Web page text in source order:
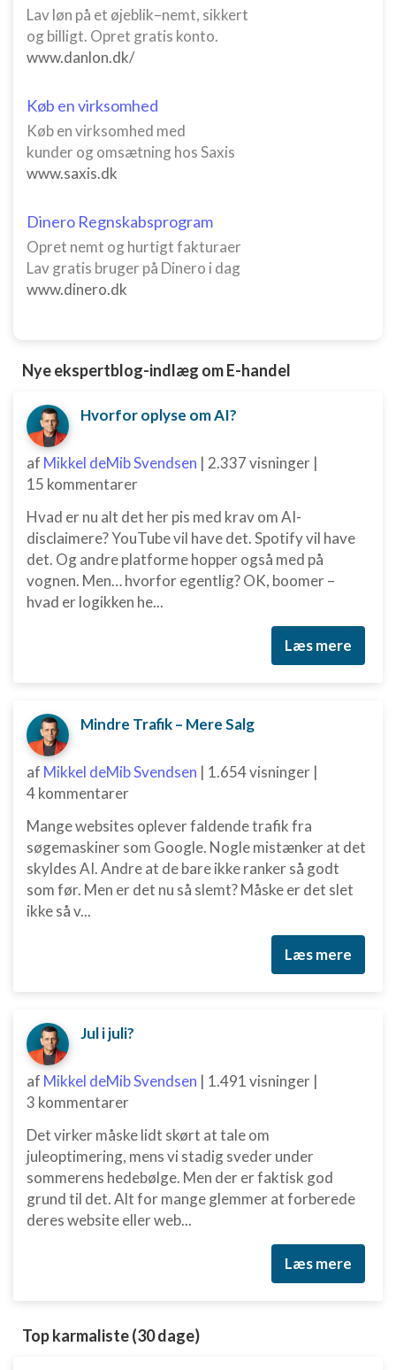
Lav løn på et øjeblik–nemt, sikkert
og billigt. Opret gratis konto.
www.danlon.dk/
Køb en virksomhed
Køb en virksomhed med
kunder og omsætning hos Saxis
www.saxis.dk
Dinero Regnskabsprogram
Opret nemt og hurtigt fakturaer
Lav gratis bruger på Dinero i dag
www.dinero.dk
Nye ekspertblog-indlæg om E-handel
Hvorfor oplyse om AI?
af Mikkel deMib Svendsen | 2.337 visninger |
15 kommentarer
Hvad er nu alt det her pis med krav om AI-
disclaimere? YouTube vil have det. Spotify vil have
det. Og andre platforme hopper også med på
vognen. Men… hvorfor egentlig? OK, boomer –
hvad er logikken he...
Læs mere
Mindre Trafik – Mere Salg
af Mikkel deMib Svendsen | 1.654 visninger |
4 kommentarer
Mange websites oplever faldende trafik fra
søgemaskiner som Google. Nogle mistænker at det
skyldes AI. Andre at de bare ikke ranker så godt
som før. Men er det nu så slemt? Måske er det slet
ikke så v...
Læs mere
Jul i juli?
af Mikkel deMib Svendsen | 1.491 visninger |
3 kommentarer
Det virker måske lidt skørt at tale om
juleoptimering, mens vi stadig sveder under
sommerens hedebølge. Men der er faktisk god
grund til det. Alt for mange glemmer at forberede
deres website eller web...
Læs mere
Top karmaliste (30 dage)